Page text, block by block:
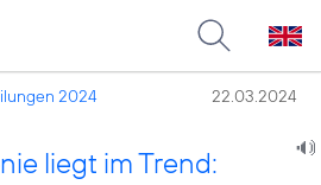
2024 22.03.2024
liegt im Trend: